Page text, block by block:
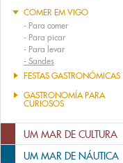
COMER EM VIGO
- Para comer
- Para picar
- Para levar
- Sandes
FESTAS GASTRONÓMICAS
GASTRONOMÍA PARA
CURIOSOS
UM MAR DE CULTURA
UM MAR DE NÁUTICA